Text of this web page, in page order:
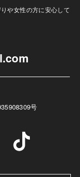
や女性の方に安心して
号